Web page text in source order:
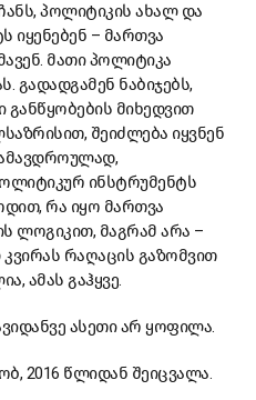
პოლიტიკის ახალ და
იყენებენ – მართვა
მათი პოლიტიკა
გადადგამენ ნაბიჯებს,
მიხედვით
შეიძლება იყვნენ
ინსტრუმენტს
რა იყო მართვა
ლოგიკით, მაგრამ არა –
რაღაცის გაზომვით
ამას გაჰყვე.
ასეთი არ ყოფილა.
2016 წლიდან შეიცვალა.